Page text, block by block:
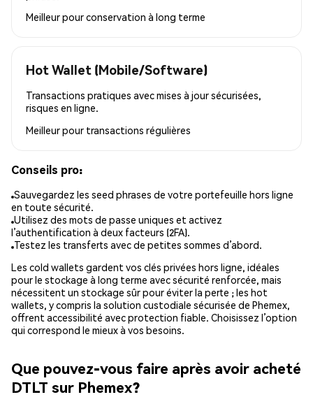
Meilleur pourconservation à long terme
Hot Wallet (Mobile/Software)
Transactions pratiques avec mises à jour sécurisées,
risques en ligne.
Meilleur pour transactions régulières
Conseils pro:
Sauvegardez les seed phrases de votre portefeuille hors ligne
en toute sécurité.
Utilisez des mots de passe uniques et activez
l’authentification à deux facteurs (2FA).
Testez les transferts avec de petites sommes d’abord.
Les cold wallets gardent vos clés privées hors ligne, idéales
pour le stockage à long terme avec sécurité renforcée, mais
nécessitent un stockage sûr pour éviter la perte ; les hot
wallets, y compris la solution custodiale sécurisée de Phemex,
offrent accessibilité avec protection fiable. Choisissez l’option
qui correspond le mieux à vos besoins.
Que pouvez-vous faire après avoir acheté
DTLT sur Phemex?